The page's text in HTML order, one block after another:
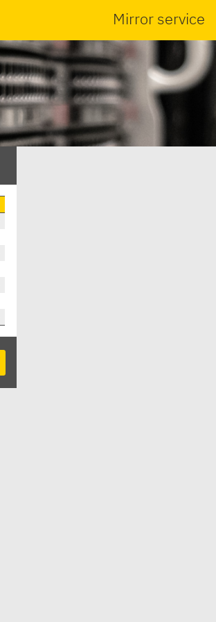
Mirror service